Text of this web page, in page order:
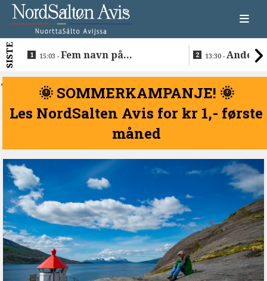
SISTE 15:03 -Fem navn på
i Sametinget
13:30 -Anders
Lakså
<
🌞 SOMMERKAMPANJE! 🌞
Les NordSalten Avis for kr 1,- første
måned